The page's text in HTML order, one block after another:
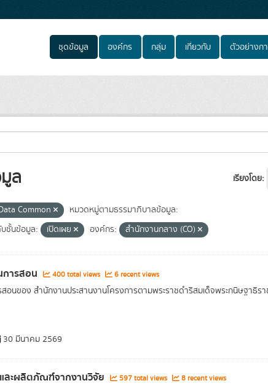
ชุดข้อมูล องค์กร กลุ่ม เกี่ยวกับ ตัวอย่างก
เรียงโดย
ล
Common
หมวดหมู่ตามธรรมาภิบาลข้อมูล:
บชั้นข้อมูล: เปิดเผย องค์กร: สำนักงานกลาง (CO)
การสอน 400 total views 6 recent views
อนของ สำนักงานประสานงานโครงการตามพระราชดำริสมเด็จพระกนิษฐาธิร
30 มีนาคม 2569
ละผลิตภัณฑ์จากงานวิจัย 597 total views 8 recent views